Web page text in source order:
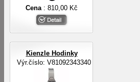
Cena : 810,00 Kč
Kienzle Hodinky
Výr.číslo: V81092343340